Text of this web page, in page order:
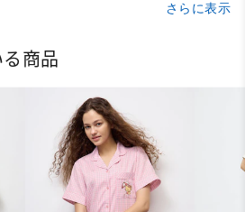
さらに表示
商品